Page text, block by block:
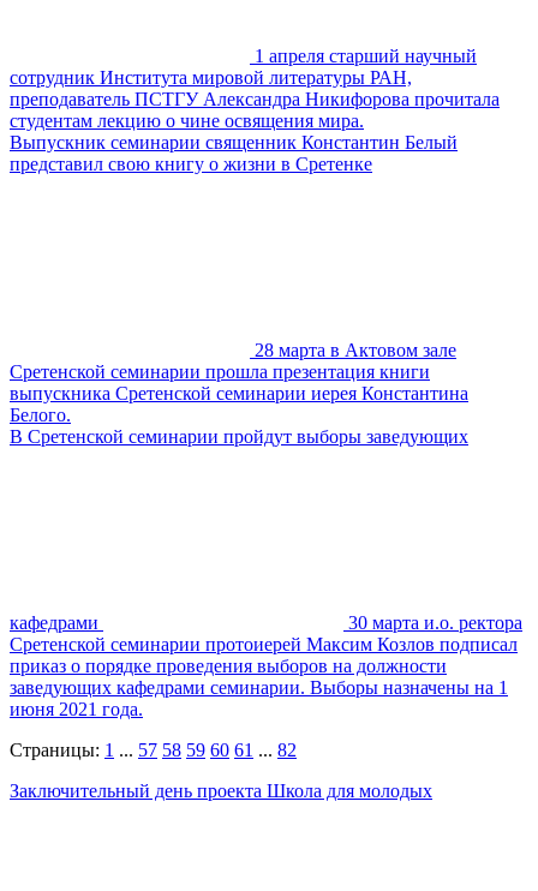
1 апреля старший научный
сотрудник Института мировой литературы РАН,
преподаватель ПСТГУ Александра Никифорова прочитала
студентам лекцию о чине освящения мира.
Выпускник семинарии священник Константин Белый
представил свою книгу о жизни в Сретенке
28 марта в Актовом зале
Сретенской семинарии прошла презентация книги
выпускника Сретенской семинарии иерея Константина
Белого.
В Сретенской семинарии пройдут выборы заведующих
кафедрами
30 марта и.о. ректора
Сретенской семинарии протоиерей Максим Козлов подписал
приказ о порядке проведения выборов на должности
заведующих кафедрами семинарии. Выборы назначены на 1
июня 2021 года.
Страницы: 1 ... 57 58 59 60 61 ... 82
Заключительный день проекта Школа для молодых